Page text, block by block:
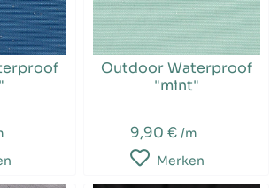
Outdoor Waterproof
"mint"
9,90 €/m
Merken